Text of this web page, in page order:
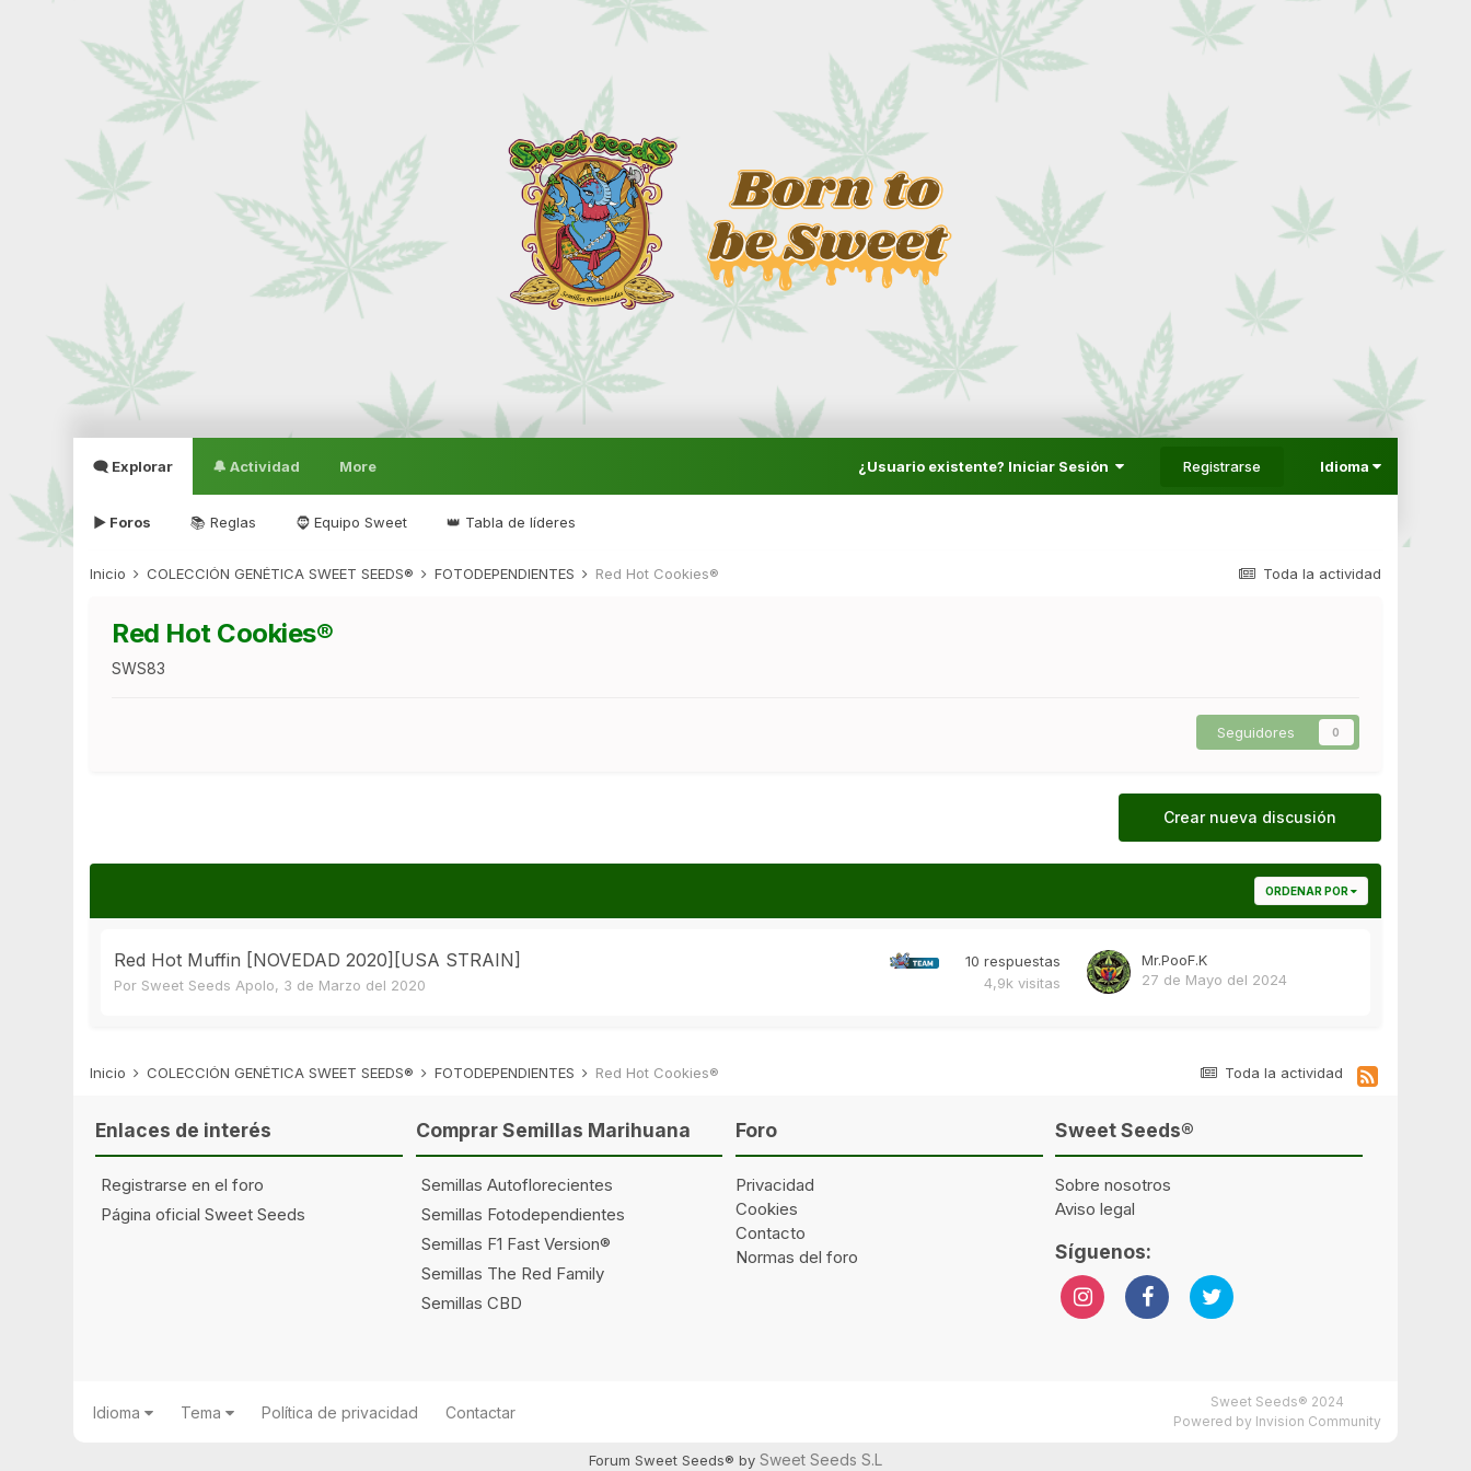
🗨 Explorar
▶ Foros 📚 Reglas 🧔 Equipo Sweet 👑 Tabla de líderes
🔔 Actividad More ¿Usuario existente? Iniciar Sesión Registrarse Idioma
Toda la actividad
Inicio COLECCIÓN GENÉTICA SWEET SEEDS® FOTODEPENDIENTES Red Hot Cookies®
Red Hot Cookies®
SWS83
Seguidores 0
Crear nueva discusión
ORDENAR POR
Red Hot Muffin [NOVEDAD 2020][USA STRAIN]
Por Sweet Seeds Apolo, 3 de Marzo del 2020
10 respuestas
4,9k visitas
Mr.PooF.K
27 de Mayo del 2024
Toda la actividad
Inicio COLECCIÓN GENÉTICA SWEET SEEDS® FOTODEPENDIENTES Red Hot Cookies®
Enlaces de interés
Registrarse en el foro
Página oficial Sweet Seeds
Comprar Semillas Marihuana
Semillas Autoflorecientes
Semillas Fotodependientes
Semillas F1 Fast Version®
Semillas The Red Family
Semillas CBD
Foro
Privacidad
Cookies
Contacto
Normas del foro
Sweet Seeds®
Sobre nosotros
Aviso legal
Síguenos:
Idioma Tema Política de privacidad Contactar
Sweet Seeds® 2024
Powered by Invision Community
Forum Sweet Seeds® by Sweet Seeds S.L